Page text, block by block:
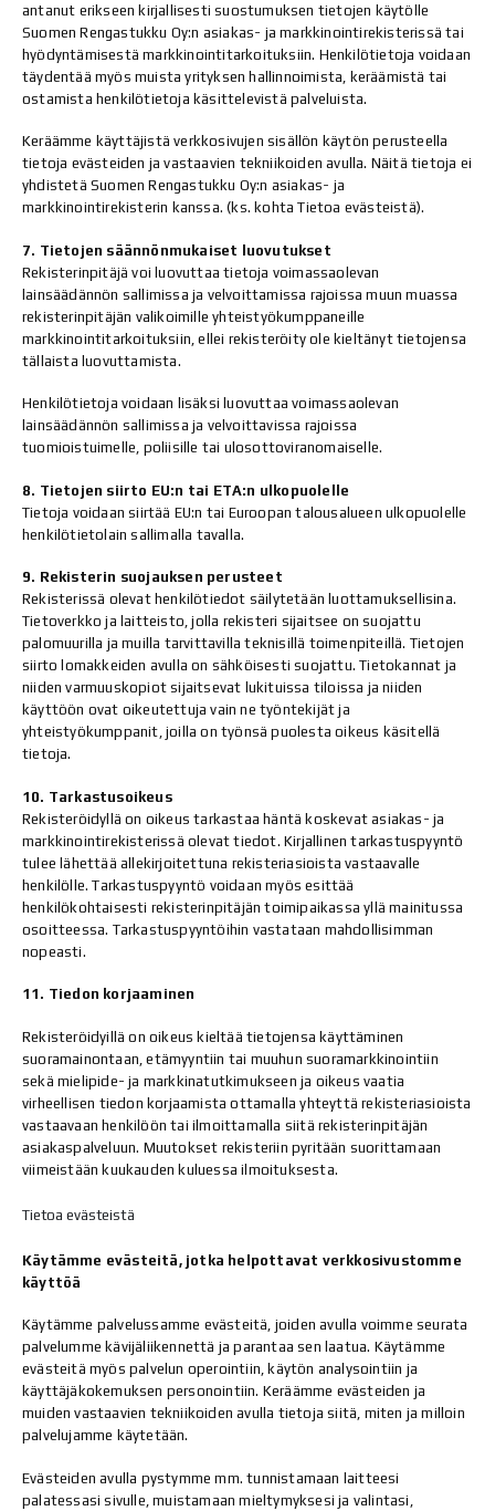
antanut erikseen kirjallisesti suostumuksen tietojen käytölle
Suomen Rengastukku Oy:n asiakas- ja markkinointirekisterissä tai
hyödyntämisestä markkinointitarkoituksiin. Henkilötietoja voidaan
täydentää myös muista yrityksen hallinnoimista, keräämistä tai
ostamista henkilötietoja käsittelevistä palveluista.
Keräämme käyttäjistä verkkosivujen sisällön käytön perusteella
tietoja evästeiden ja vastaavien tekniikoiden avulla. Näitä tietoja ei
yhdistetä Suomen Rengastukku Oy:n asiakas- ja
markkinointirekisterin kanssa. (ks. kohta Tietoa evästeistä).
7. Tietojen säännönmukaiset luovutukset
Rekisterinpitäjä voi luovuttaa tietoja voimassaolevan
lainsäädännön sallimissa ja velvoittamissa rajoissa muun muassa
rekisterinpitäjän valikoimille yhteistyökumppaneille
markkinointitarkoituksiin, ellei rekisteröity ole kieltänyt tietojensa
tällaista luovuttamista.
Henkilötietoja voidaan lisäksi luovuttaa voimassaolevan
lainsäädännön sallimissa ja velvoittavissa rajoissa
tuomioistuimelle, poliisille tai ulosottoviranomaiselle.
8. Tietojen siirto EU:n tai ETA:n ulkopuolelle
Tietoja voidaan siirtää EU:n tai Euroopan talousalueen ulkopuolelle
henkilötietolain sallimalla tavalla.
9. Rekisterin suojauksen perusteet
Rekisterissä olevat henkilötiedot säilytetään luottamuksellisina.
Tietoverkko ja laitteisto, jolla rekisteri sijaitsee on suojattu
palomuurilla ja muilla tarvittavilla teknisillä toimenpiteillä. Tietojen
siirto lomakkeiden avulla on sähköisesti suojattu. Tietokannat ja
niiden varmuuskopiot sijaitsevat lukituissa tiloissa ja niiden
käyttöön ovat oikeutettuja vain ne työntekijät ja
yhteistyökumppanit, joilla on työnsä puolesta oikeus käsitellä
tietoja.
10. Tarkastusoikeus
Rekisteröidyllä on oikeus tarkastaa häntä koskevat asiakas- ja
markkinointirekisterissä olevat tiedot. Kirjallinen tarkastuspyyntö
tulee lähettää allekirjoitettuna rekisteriasioista vastaavalle
henkilölle. Tarkastuspyyntö voidaan myös esittää
henkilökohtaisesti rekisterinpitäjän toimipaikassa yllä mainitussa
osoitteessa. Tarkastuspyyntöihin vastataan mahdollisimman
nopeasti.
11. Tiedon korjaaminen
Rekisteröidyillä on oikeus kieltää tietojensa käyttäminen
suoramainontaan, etämyyntiin tai muuhun suoramarkkinointiin
sekä mielipide- ja markkinatutkimukseen ja oikeus vaatia
virheellisen tiedon korjaamista ottamalla yhteyttä rekisteriasioista
vastaavaan henkilöön tai ilmoittamalla siitä rekisterinpitäjän
asiakaspalveluun. Muutokset rekisteriin pyritään suorittamaan
viimeistään kuukauden kuluessa ilmoituksesta.
Tietoa evästeistä
Käytämme evästeitä, jotka helpottavat verkkosivustomme
käyttöä
Käytämme palvelussamme evästeitä, joiden avulla voimme seurata
palvelumme kävijäliikennettä ja parantaa sen laatua. Käytämme
evästeitä myös palvelun operointiin, käytön analysointiin ja
käyttäjäkokemuksen personointiin. Keräämme evästeiden ja
muiden vastaavien tekniikoiden avulla tietoja siitä, miten ja milloin
palvelujamme käytetään.
Evästeiden avulla pystymme mm. tunnistamaan laitteesi
palatessasi sivulle, muistamaan mieltymyksesi ja valintasi,